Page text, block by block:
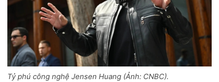
Tỷ phú công nghệ Jensen Huang (Ảnh: CNBC).